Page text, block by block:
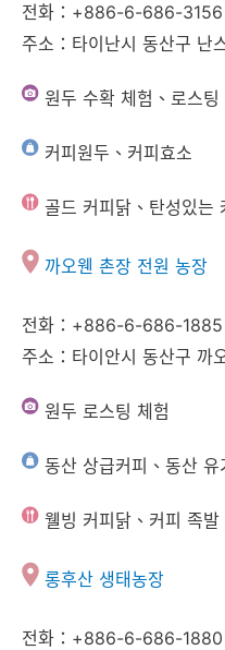
전화：+886-6-686-3156
주소：타이난시 동산구 난
원두 수확 체험、로스팅
커피원두、커피효소
골드 커피닭、탄성있는
까오웬 촌장 전원 농장
전화：+886-6-686-1885
주소：타이안시 동산구 까
원두 로스팅 체험
동산 상급커피、동산 유
웰빙 커피닭、커피 족발
롱후산 생태농장
전화：+886-6-686-1880